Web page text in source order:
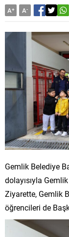
A+ A-
Gemlik Belediye
dolayısıyla
Ziyarette, Gemlik
öğrencileri de